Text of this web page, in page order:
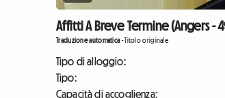
Affitti A Breve Termine (Angers -
Traduzione automatica-Titolo originale
Tipo di alloggio:
Tipo:
Capacità di accoglienza: